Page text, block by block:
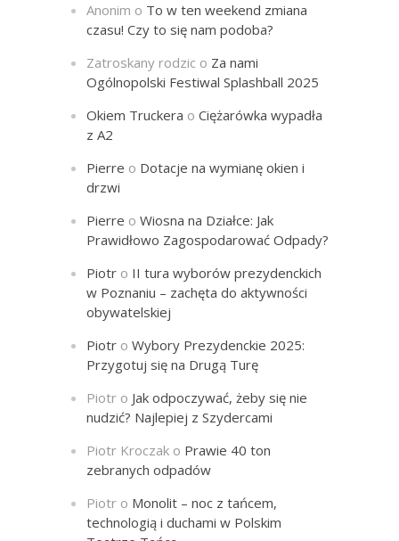
Anonim o To w ten weekend zmiana
czasu! Czy to się nam podoba?
Zatroskany rodzic o Za nami
Ogólnopolski Festiwal Splashball 2025
Okiem Truckera oCiężarówka wypadła
z A2
Pierre o Dotacje na wymianę okien i
drzwi
Pierre oWiosna na Działce: Jak
Prawidłowo Zagospodarować Odpady?
Piotr o II tura wyborów prezydenckich
w Poznaniu – zachęta do aktywności
obywatelskiej
Piotr oWybory Prezydenckie 2025:
Przygotuj się na Drugą Turę
Piotr o Jak odpoczywać, żeby się nie
nudzić? Najlepiej z Szydercami
Piotr Kroczak o Prawie 40 ton
zebranych odpadów
Piotr o Monolit – noc z tańcem,
technologią i duchami w Polskim